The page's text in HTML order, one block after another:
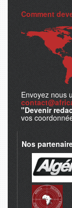
Comment
Envoyez nous
"Devenir
vos
Nos